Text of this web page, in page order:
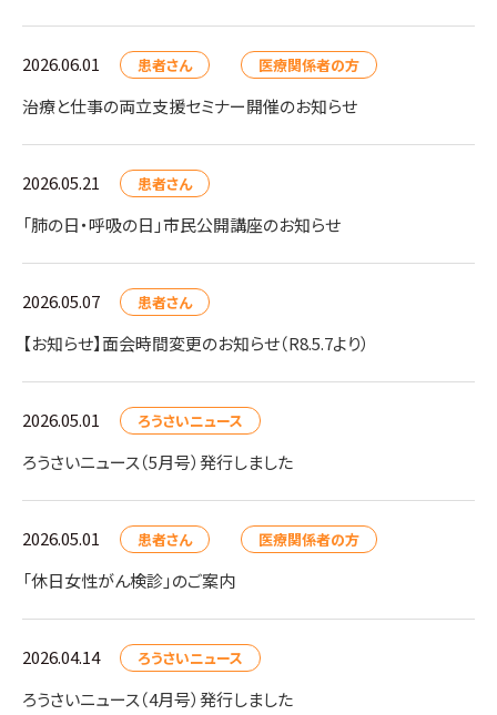
2026.06.01 患者さん 医療関係者の方
治療と仕事の両立支援セミナー開催のお知らせ
2026.05.21 患者さん
「肺の日・呼吸の日」市民公開講座のお知らせ
2026.05.07 患者さん
【お知らせ】面会時間変更のお知らせ（R8.5.7より）
2026.05.01 ろうさいニュース
ろうさいニュース（5月号）発行しました
2026.05.01 患者さん 医療関係者の方
「休日女性がん検診」のご案内
2026.04.14 ろうさいニュース
ろうさいニュース（4月号）発行しました